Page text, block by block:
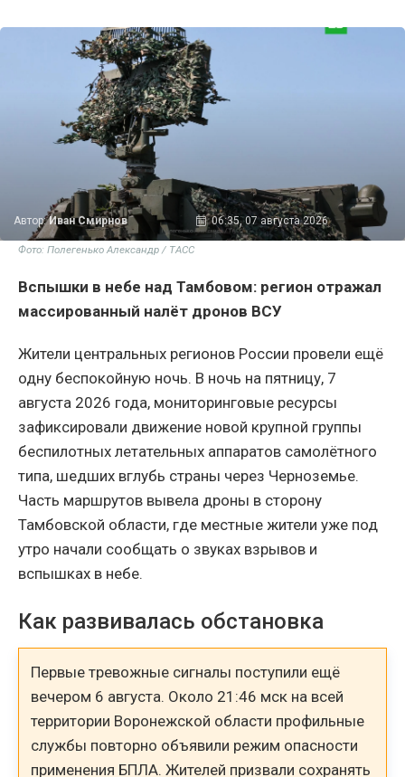
Автор:Иван Смирнов 06:35, 07 августа 2026
Фото: Полегенько Александр / ТАСС
Вспышки в небе над Тамбовом: регион отражал
массированный налёт дронов ВСУ
Жители центральных регионов России провели ещё
одну беспокойную ночь. В ночь на пятницу, 7
августа 2026 года, мониторинговые ресурсы
зафиксировали движение новой крупной группы
беспилотных летательных аппаратов самолётного
типа, шедших вглубь страны через Черноземье.
Часть маршрутов вывела дроны в сторону
Тамбовской области, где местные жители уже под
утро начали сообщать о звуках взрывов и
вспышках в небе.
Как развивалась обстановка
Первые тревожные сигналы поступили ещё
вечером 6 августа. Около 21:46 мск на всей
территории Воронежской области профильные
службы повторно объявили режим опасности
применения БПЛА. Жителей призвали сохранять